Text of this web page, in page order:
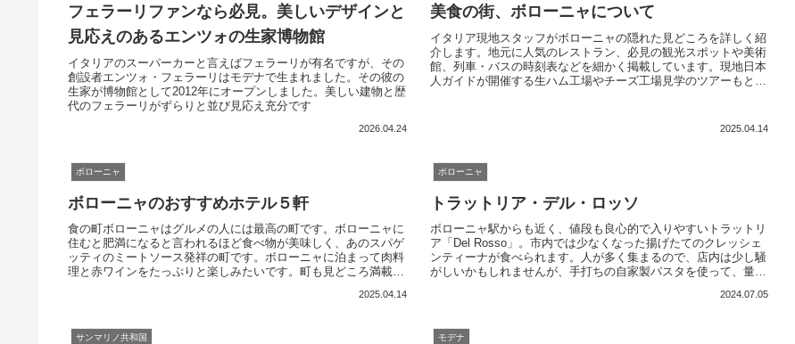
フェラーリファンなら必見。美しいデザインと
見応えのあるエンツォの生家博物館
イタリアのスーパーカーと言えばフェラーリが有名ですが、その
創設者エンツォ・フェラーリはモデナで生まれました。その彼の
生家が博物館として2012年にオープンしました。美しい建物と歴
代のフェラーリがずらりと並び見応え充分です
2026.04.24
美食の街、ボローニャについて
イタリア現地スタッフがボローニャの隠れた見どころを詳しく紹
介します。地元に人気のレストラン、必見の観光スポットや美術
館、列車・バスの時刻表などを細かく掲載しています。現地日本
人ガイドが開催する生ハム工場やチーズ工場見学のツアーもとて
2025.04.14
ボローニャ
ボローニャのおすすめホテル５軒
食の町ボローニャはグルメの人には最高の町です。ボローニャに
住むと肥満になると言われるほど食べ物が美味しく、あのスパゲ
ッティのミートソース発祥の町です。ボローニャに泊まって肉料
理と赤ワインをたっぷりと楽しみたいです。町も見どころ満載で
2025.04.14
ボローニャ
トラットリア・デル・ロッソ
ボローニャ駅からも近く、値段も良心的で入りやすいトラットリ
ア「Del Rosso」。市内では少なくなった揚げたてのクレッシェ
ンティーナが食べられます。人が多く集まるので、店内は少し騒
がしいかもしれませんが、手打ちの自家製パスタを使って、量も
2024.07.05
サンマリノ共和国 モデナ